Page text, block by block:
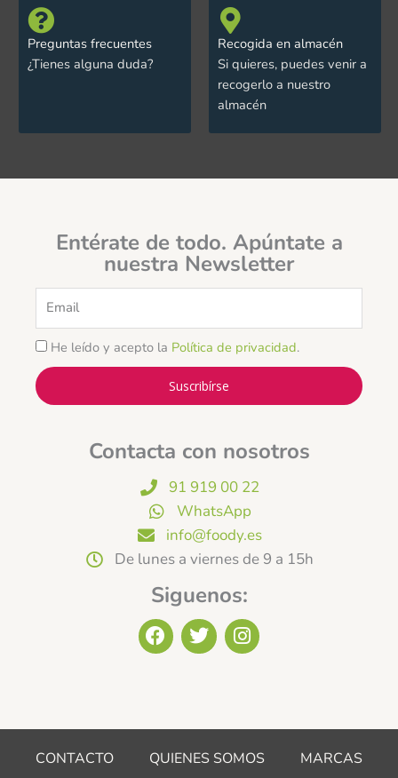
Preguntas frecuentes
¿Tienes alguna duda?
Recogida en almacén
Si quieres, puedes venir a
recogerlo a nuestro
almacén
Entérate de todo. Apúntate a
nuestra Newsletter
He leído y acepto la Política de privacidad.
Suscribírse
Contacta con nosotros
91 919 00 22
WhatsApp
info@foody.es
De lunes a viernes de 9 a 15h
Siguenos:
F
a
o
k
T
w
e
I
n
g
a
CONTACTO QUIENES SOMOS MARCAS